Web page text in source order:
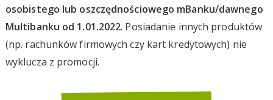
osobistego lub oszczędnościowego mBanku/dawnego
Multibanku od 1.01.2022. Posiadanie innych produktów
(np. rachunków firmowych czy kart kredytowych) nie
wyklucza z promocji.